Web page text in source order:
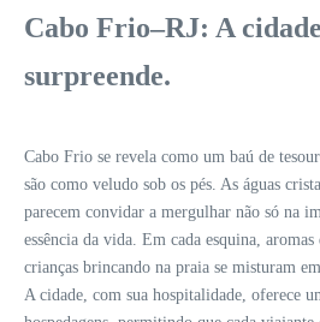
Cabo Frio–RJ: A
surpreende.
Cabo Frio se revela como um baú de
são como veludo sob os pés. As águas
parecem convidar a mergulhar não só na
essência da vida. Em cada esquina,
crianças brincando na praia se misturam
A cidade, com sua hospitalidade, oferece